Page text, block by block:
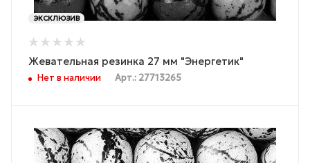
ЭКСКЛЮЗИВ
Жевательная резинка 27 мм "Энергетик"
Нет в наличии Арт.: 27713265